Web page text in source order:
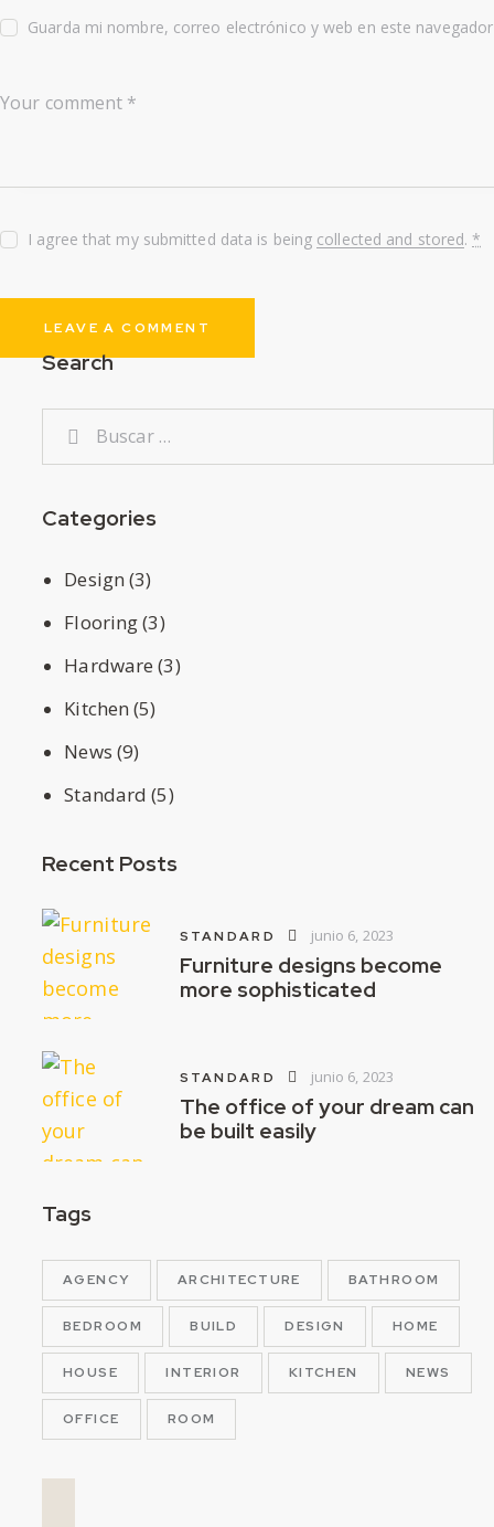
Guarda mi nombre, correo electrónico y web en este
I agree that my submitted data is being collected and stored. *
Search
Categories
Design (3)
Flooring(3)
Hardware (3)
Kitchen (5)
News (9)
Standard (5)
Recent Posts
STANDARD junio 6, 2023
Furniture designs become
more sophisticated
STANDARD junio 6, 2023
The office of your dream can
be built easily
Tags
AGENCY ARCHITECTURE BATHROOM
BEDROOM BUILD DESIGN HOME
HOUSE INTERIOR KITCHEN NEWS
OFFICE ROOM